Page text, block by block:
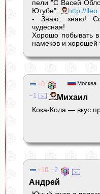
пели "С Васей
Ютубе":
http://
- Знаю, знаю!
чудесная!
Хорошо побывать
намеков и хорошей
Москва
0
1
Михаил
Кока-Кола — вкус
10 2
Андрей